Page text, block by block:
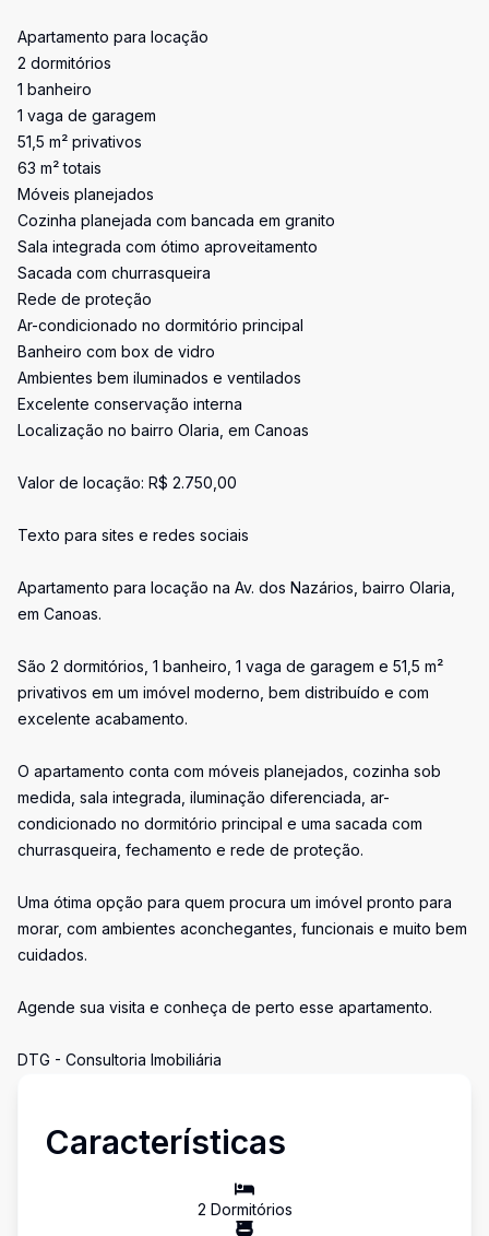
Apartamento para locação
2 dormitórios
1 banheiro
1 vaga de garagem
51,5 m² privativos
63 m² totais
Móveis planejados
Cozinha planejada com bancada em granito
Sala integrada com ótimo aproveitamento
Sacada com churrasqueira
Rede de proteção
Ar-condicionado no dormitório principal
Banheiro com box de vidro
Ambientes bem iluminados e ventilados
Excelente conservação interna
Localização no bairro Olaria, em Canoas
Valor de locação: R$ 2.750,00
Texto para sites e redes sociais
Apartamento para locação na Av. dos Nazários, bairro Olaria,
em Canoas.
São 2 dormitórios, 1 banheiro, 1 vaga de garagem e 51,5 m²
privativos em um imóvel moderno, bem distribuído e com
excelente acabamento.
O apartamento conta com móveis planejados, cozinha sob
medida, sala integrada, iluminação diferenciada, ar-
condicionado no dormitório principal e uma sacada com
churrasqueira, fechamento e rede de proteção.
Uma ótima opção para quem procura um imóvel pronto para
morar, com ambientes aconchegantes, funcionais e muito bem
cuidados.
Agende sua visita e conheça de perto esse apartamento.
DTG - Consultoria Imobiliária
Características
2 Dormitórios